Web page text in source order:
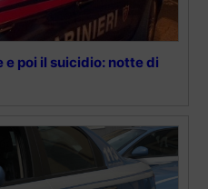
e poi il suicidio: notte di